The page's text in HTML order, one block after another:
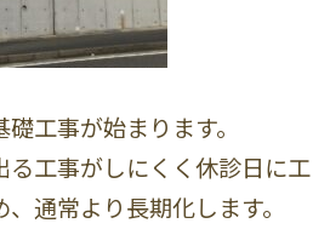
工事が始まります。
る工事がしにくく休診日に工
通常より長期化します。